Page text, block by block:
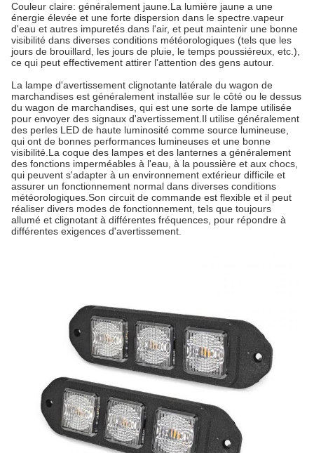
Couleur claire: généralement jaune. La lumière jaune a une
énergie élevée et une forte dispersion dans le spectre.vapeur
d'eau et autres impuretés dans l'air, et peut maintenir une bonne
visibilité dans diverses conditions météorologiques (tels que les
jours de brouillard, les jours de pluie, le temps poussiéreux, etc.),
ce qui peut effectivement attirer l'attention des gens autour.
La lampe d'avertissement clignotante latérale du wagon de
marchandises est généralement installée sur le côté ou le dessus
du wagon de marchandises, qui est une sorte de lampe utilisée
pour envoyer des signaux d'avertissement. Il utilise généralement
des perles LED de haute luminosité comme source lumineuse,
qui ont de bonnes performances lumineuses et une bonne
visibilité. La coque des lampes et des lanternes a généralement
des fonctions imperméables à l'eau, à la poussière et aux chocs,
qui peuvent s'adapter à un environnement extérieur difficile et
assurer un fonctionnement normal dans diverses conditions
météorologiques. Son circuit de commande est flexible et il peut
réaliser divers modes de fonctionnement, tels que toujours
allumé et clignotant à différentes fréquences, pour répondre à
différentes exigences d'avertissement.